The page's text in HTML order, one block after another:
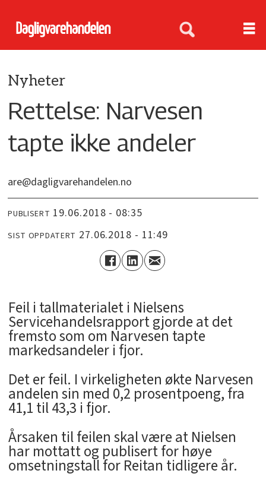
Nyheter
Rettelse: Narvesen
tapte ikke andeler
are@dagligvarehandelen.no
PUBLISERT 19.06.2018 - 08:35
SIST OPPDATERT 27.06.2018 - 11:49
Feil i tallmaterialet i Nielsens
Servicehandelsrapport gjorde at det
fremsto som om Narvesen tapte
markedsandeler i fjor.
Det er feil. I virkeligheten økte Narvesen
andelen sin med 0,2 prosentpoeng, fra
41,1 til 43,3 i fjor.
Årsaken til feilen skal være at Nielsen
har mottatt og publisert for høye
omsetningstall for Reitan tidligere år.